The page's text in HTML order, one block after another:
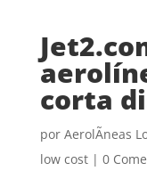
corta
por AerolÃ­neas
low cost| 0